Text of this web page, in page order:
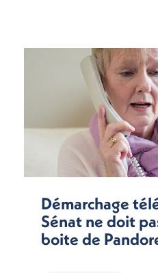
Démarchage
Sénat ne doit
boite de